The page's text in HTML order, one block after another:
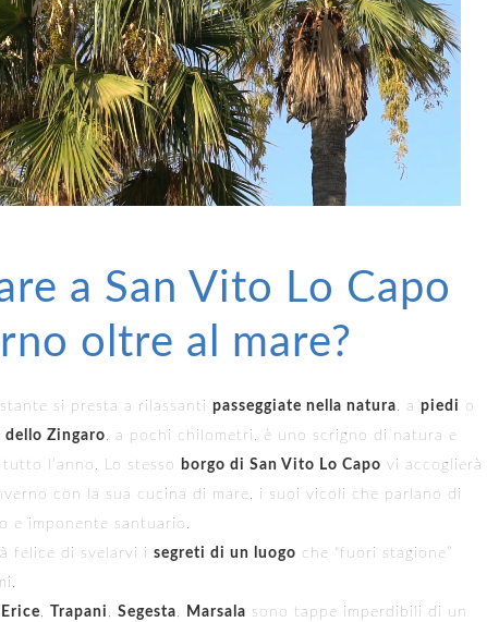
a San Vito Lo Capo
oltre al mare?
si presta a rilassanti passeggiate nella natura, a piedi o
dello Zingaro, a pochi chilometri, è uno scrigno di natura e
l’anno. Lo stesso
borgo di San Vito Lo Capo vi accoglierà
con la sua cucina di mare, i suoi vicoli che parlano di
e imponente santuario.
felice di svelarvi i segreti di un luogo che “fuori stagione”
Erice, Trapani , Segesta, Marsala sono tappe imperdibili di un